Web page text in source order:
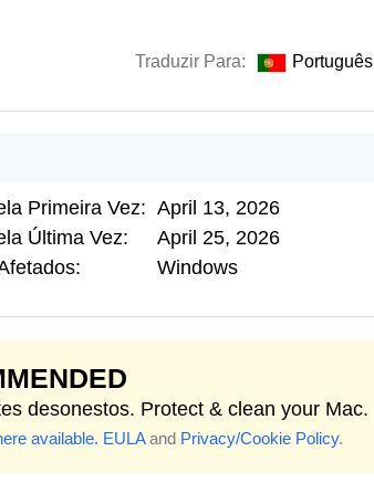
Traduzir Para: Português
Primeira Vez: April 13, 2026
Última Vez:
April 25, 2026
Windows
desonestos. Protect & clean your Mac.
available. EULAand Privacy/Cookie Policy.